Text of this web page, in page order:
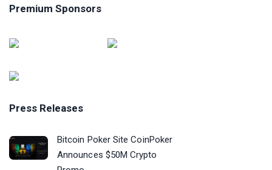
Premium Sponsors
Press Releases
Bitcoin Poker Site CoinPoker
Announces $50M Crypto